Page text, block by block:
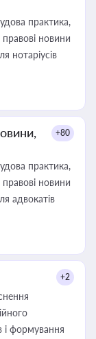
практика,
новини
нотаріусів
+80
практика,
новини
адвокатів
+2
і формування